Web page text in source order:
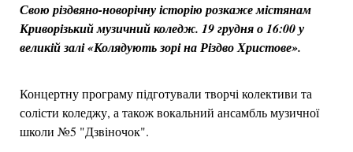
Свою різдвяно-новорічну історію розкаже містянам
Криворізький музичний коледж. 19 грудня о 16:00 у
великій залі «Колядують зорі на Різдво Христове».
Концертну програму підготували творчі колективи та
солісти коледжу, а також вокальний ансамбль музичної
школи №5 "Дзвіночок".